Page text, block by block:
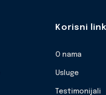
Korisni
O nama
Usluge
Testimonijali